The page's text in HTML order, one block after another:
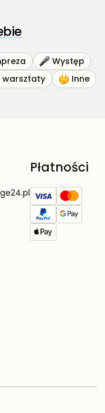
Występ
warsztaty Inne
Płatności